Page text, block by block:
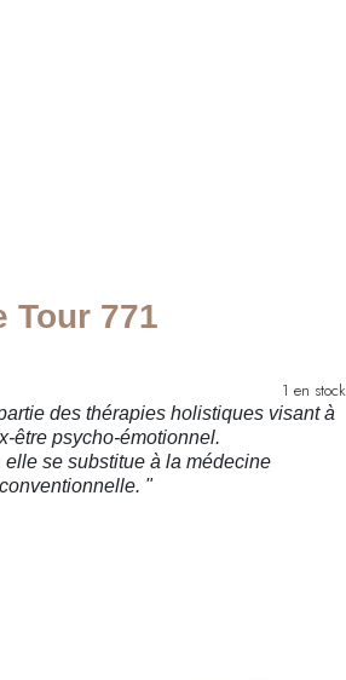
Tour 771
1 en stock
des thérapies holistiques visant à
être psycho-émotionnel.
elle se substitue à la médecine
conventionnelle. "